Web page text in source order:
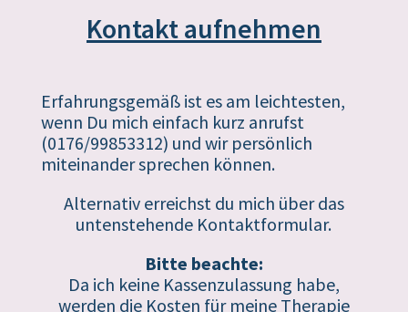
Kontakt aufnehmen
Erfahrungsgemäß ist es am leichtesten,
wenn Du mich einfach kurz anrufst
(0176/99853312) und wir persönlich
miteinander sprechen können.
Alternativ erreichst du mich über das
untenstehende Kontaktformular.
Bitte beachte:
Da ich keine Kassenzulassung habe,
werden die Kosten für meine Therapie